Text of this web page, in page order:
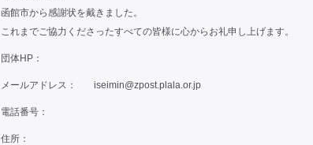
函館市から感謝状を戴きました。
これまでご協力くださったすべての皆様に心からお礼申し上げます。
団体HP：
メールアドレス： iseimin@zpost.plala.or.jp
電話番号：
住所：